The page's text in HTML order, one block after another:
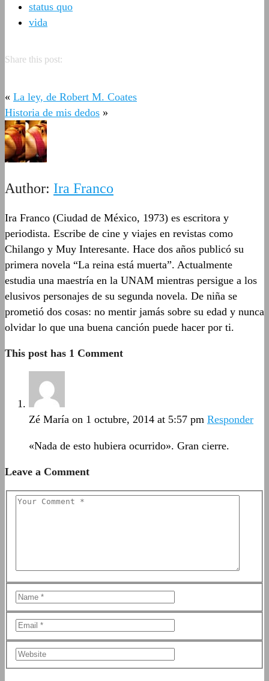
status quo
vida
Share this post:
« La ley, de Robert M. Coates
Historia de mis dedos »
Author: Ira Franco
Ira Franco (Ciudad de México, 1973) es escritora y
periodista. Escribe de cine y viajes en revistas como
Chilango y Muy Interesante. Hace dos años publicó su
primera novela “La reina está muerta”. Actualmente
estudia una maestría en la UNAM mientras persigue a los
elusivos personajes de su segunda novela. De niña se
prometió dos cosas: no mentir jamás sobre su edad y nunca
olvidar lo que una buena canción puede hacer por ti.
This post has 1 Comment
Zé María on 1 octubre, 2014 at 5:57 pm Responder
«Nada de esto hubiera ocurrido». Gran cierre.
Leave a Comment